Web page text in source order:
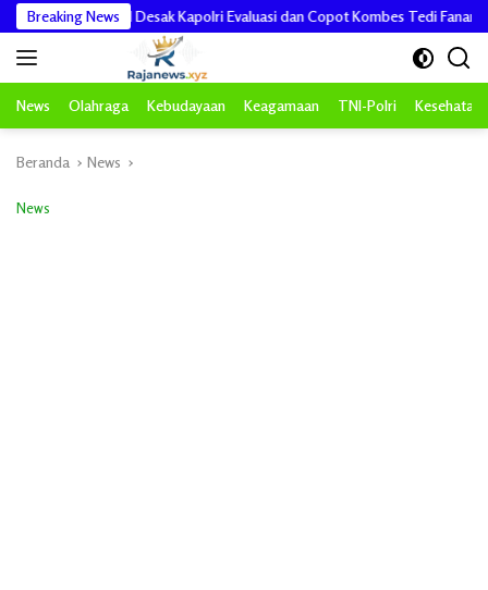
Langsung
ke
konten
Breaking News
KPNPA RI Desak Kapolri Evaluasi dan Copot Kombes Tedi Fanani
News Olahraga Kebudayaan Keagamaan TNI-Polri Kesehatan
Beranda News
News